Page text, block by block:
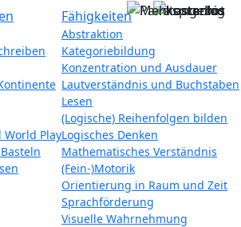
World Play
Fähigkeiten
Abstraktion
Kategoriebildung
Konzentration und Ausdauer
Lautverständnis und Buchstaben
Lesen
(Logische) Reihenfolgen bilden
Logisches Denken
Mathematisches Verständnis
(Fein-)Motorik
Orientierung in Raum und Zeit
Sprachförderung
Visuelle Wahrnehmung